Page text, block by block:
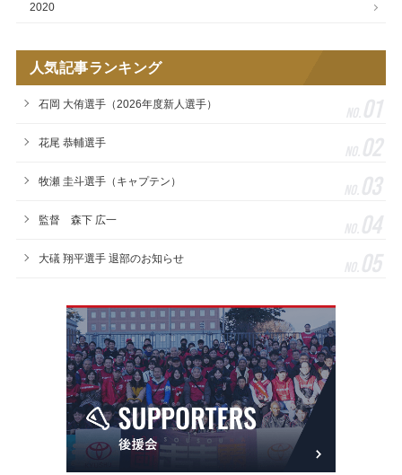
2020
人気記事ランキング
石岡 大侑選手（2026年度新人選手） No. 01
花尾 恭輔選手 No. 02
牧瀬 圭斗選手（キャプテン） No. 03
監督 森下 広一 No. 04
大礒 翔平選手 退部のお知らせ No. 05